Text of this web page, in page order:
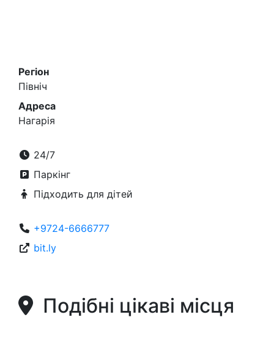
Регіон
Північ
Адреса
Нагарія
24/7
Паркінг
Підходить для дітей
+9724-6666777
bit.ly
Подібні цікаві місця